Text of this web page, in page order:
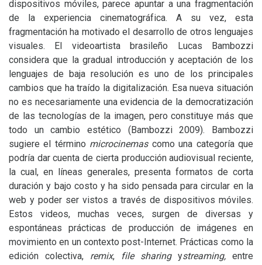
dispositivos móviles, parece apuntar a una fragmentación
de la experiencia cinematográfica. A su vez, esta
fragmentación ha motivado el desarrollo de otros lenguajes
visuales. El videoartista brasileño Lucas Bambozzi
considera que la gradual introducción y aceptación de los
lenguajes de baja resolución es uno de los principales
cambios que ha traído la digitalización. Esa nueva situación
no es necesariamente una evidencia de la democratización
de las tecnologías de la imagen, pero constituye más que
todo un cambio estético (Bambozzi 2009). Bambozzi
sugiere el término microcinemas como una categoría que
podría dar cuenta de cierta producción audiovisual reciente,
la cual, en líneas generales, presenta formatos de corta
duración y bajo costo y ha sido pensada para circular en la
web y poder ser vistos a través de dispositivos móviles.
Estos videos, muchas veces, surgen de diversas y
espontáneas prácticas de producción de imágenes en
movimiento en un contexto post-Internet. Prácticas como la
edición colectiva, remix, file sharingystreaming, entre